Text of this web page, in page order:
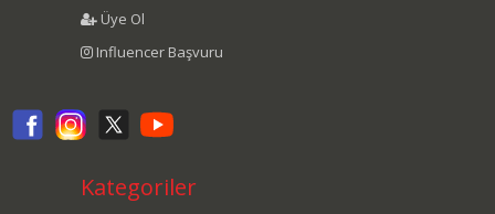
Üye Ol
Influencer Başvuru
Kategoriler